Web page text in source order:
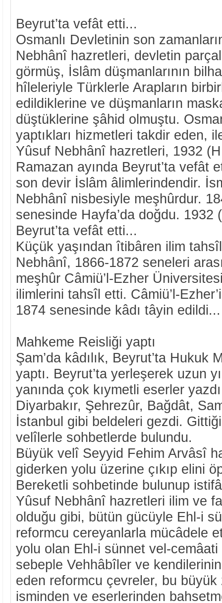
Beyrut’ta vefât etti...
Osmanlı Devletinin son
Nebhânî hazretleri, devletin
görmüş, İslâm düşmanlarının
hîleleriyle Türklerle Arapların
edildiklerine ve düşmanların
düştüklerine şâhid olmuştu.
yaptıkları hizmetleri takdir eden,
Yûsuf Nebhânî hazretleri, 1932
Ramazan ayında Beyrut’ta vefât
son devir İslâm âlimlerindendir.
Nebhânî nisbesiyle meşhûrdur.
senesinde Hayfa’da doğdu. 1932
Beyrut’ta vefât etti...
Küçük yaşından îtibâren ilim
Nebhânî, 1866-1872 seneleri
meşhûr Câmiü’l-Ezher
ilimlerini tahsîl etti. Câmiü’l-
1874 senesinde kâdı tâyin
Mahkeme Reisliği yaptı
Şam’da kâdılık, Beyrut’ta Hukuk
yaptı. Beyrut’ta yerleşerek uzun
yanında çok kıymetli eserler
Diyarbakır, Şehrezûr, Bağdât,
İstanbul gibi beldeleri gezdi.
velîlerle sohbetlerde bulundu.
Büyük velî Seyyid Fehim Arvâsî
giderken yolu üzerine çıkıp elini
Bereketli sohbetinde bulunup
Yûsuf Nebhânî hazretleri ilim ve
olduğu gibi, bütün gücüyle Ehl-i
reformcu cereyanlarla mücâdele
yolu olan Ehl-i sünnet vel-
sebeple Vehhâbîler ve
eden reformcu çevreler, bu büyük
isminden ve eserlerinden